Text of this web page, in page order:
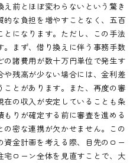
前とほぼ変わらないという驚き
な負担を増やすことなく、五百
になります。ただし、この手法
。まず、借り換えに伴う事務手数
諸費用が数十万円単位で発生す
や残高が少ない場合には、金利差
ことがあります。また、再度の審
の収入が安定していることも条
りが確定する前に審査を進める
密な連携が欠かせません。この
金計画を考える際、目先のロー
宅ローン全体を見直すことで、大